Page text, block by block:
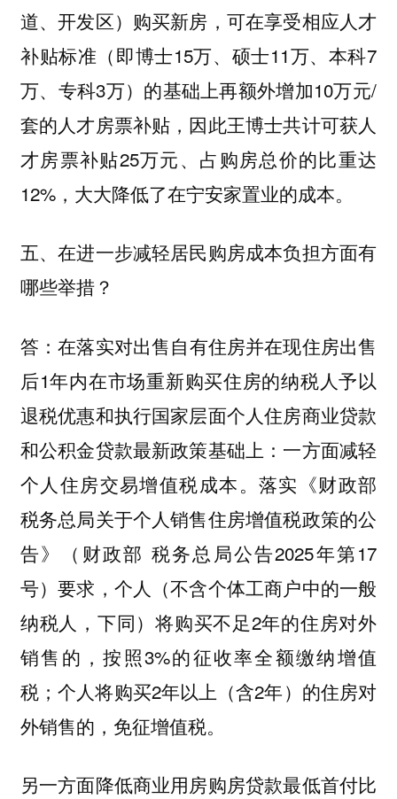
道、开发区）购买新房，可在享受相应人才
补贴标准（即博士15万、硕士11万、本科7
万、专科3万）的基础上再额外增加10万元/
套的人才房票补贴，因此王博士共计可获人
才房票补贴25万元、占购房总价的比重达
12%，大大降低了在宁安家置业的成本。
五、在进一步减轻居民购房成本负担方面有
哪些举措？
答：在落实对出售自有住房并在现住房出售
后1年内在市场重新购买住房的纳税人予以
退税优惠和执行国家层面个人住房商业贷款
和公积金贷款最新政策基础上：一方面减轻
个人住房交易增值税成本。落实《财政部
税务总局关于个人销售住房增值税政策的公
告》（财政部 税务总局公告2025年第17
号）要求，个人（不含个体工商户中的一般
纳税人，下同）将购买不足2年的住房对外
销售的，按照3%的征收率全额缴纳增值
税；个人将购买2年以上（含2年）的住房对
外销售的，免征增值税。
另一方面降低商业用房购房贷款最低首付比